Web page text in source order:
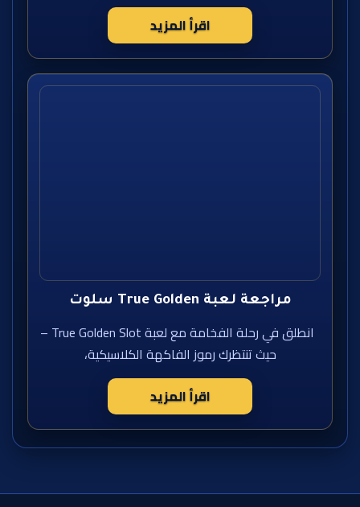
اقرأ المزيد
مراجعة لعبة True Golden سلوت
انطلق في رحلة الفخامة مع لعبة True Golden Slot –
حيث تنتظرك رموز الفاكهة الكلاسيكية،
اقرأ المزيد